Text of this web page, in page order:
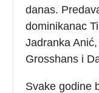
danas.
dominikanac
Jadranka
Grosshans i
Svake godine